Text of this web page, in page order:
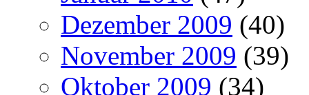
Dezember 2009 (40)
November 2009 (39)
Oktober 2009 (34)